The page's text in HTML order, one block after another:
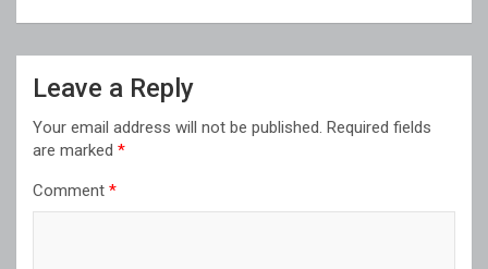
Leave a Reply
Your email address will not be published. Required fields
are marked *
Comment *